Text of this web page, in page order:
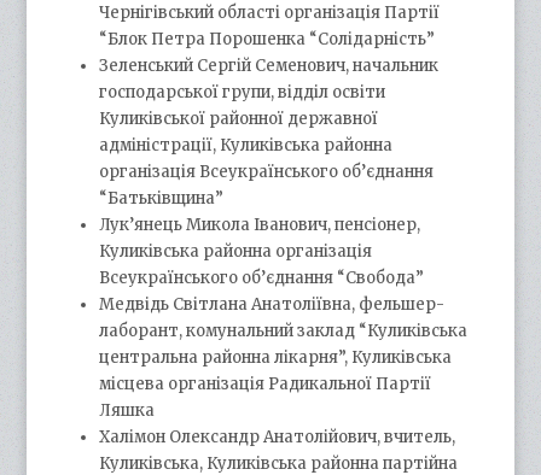
Чернігівський області організація Партії
“Блок Петра Порошенка “Солідарність”
Зеленський Сергій Семенович, начальник
господарської групи, відділ освіти
Куликівської районної державної
адміністрації, Куликівська районна
організація Всеукраїнського об’єднання
“Батьківщина”
Лук’янець Микола Іванович, пенсіонер,
Куликівська районна організація
Всеукраїнського об’єднання “Свобода”
Медвідь Світлана Анатоліївна, фельшер-
лаборант, комунальний заклад “Куликівська
центральна районна лікарня”, Куликівська
місцева організація Радикальної Партії
Ляшка
Халімон Олександр Анатолійович, вчитель,
Куликівська, Куликівська районна партійна